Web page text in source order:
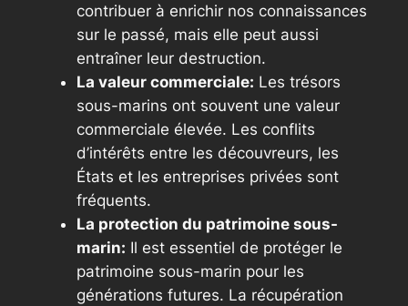
contribuer à enrichir nos connaissances
sur le passé, mais elle peut aussi
entraîner leur destruction.
La valeur commerciale: Les trésors
sous-marins ont souvent une valeur
commerciale élevée. Les conflits
d’intérêts entre les découvreurs, les
États et les entreprises privées sont
fréquents.
La protection du patrimoine sous-
marin: Il est essentiel de protéger le
patrimoine sous-marin pour les
générations futures. La récupération